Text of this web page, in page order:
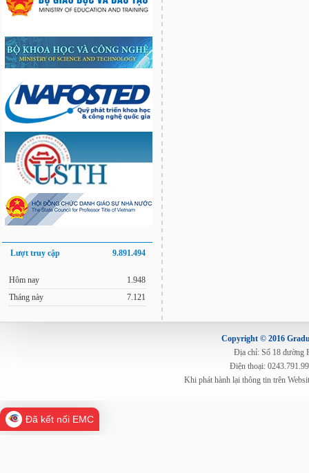
Lượt truy cập 9.891.494
Hôm nay
Tháng này
1.948
7.121
Copyright © 2016
Địa chỉ: Số 18 đường
Điện thoại:
Khi phát hành lại thông tin trên
Đã kết nối EMC